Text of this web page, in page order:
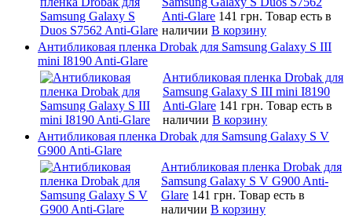
Anti-Glare 141 грн. Товар есть в
наличии В корзину
Антибликовая пленка Drobak для Samsung Galaxy S III
mini I8190 Anti-Glare
Антибликовая пленка Drobak для
Samsung Galaxy S III mini I8190
Anti-Glare 141 грн. Товар есть в
наличии В корзину
Антибликовая пленка Drobak для Samsung Galaxy S V
G900 Anti-Glare
Антибликовая пленка Drobak для
Samsung Galaxy S V G900 Anti-
Glare 141 грн. Товар есть в
наличии В корзину